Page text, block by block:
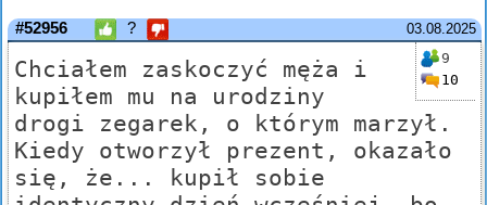
03.08.2025
#52956 ?
9
10
Chciałem zaskoczyć męża i
kupiłem mu na urodziny
drogi zegarek, o którym marzył.
Kiedy otworzył prezent, okazało
się, że... kupił sobie